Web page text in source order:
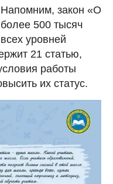
закон «О
более 500 тысяч
уровней
21 статью,
работы
их статус.